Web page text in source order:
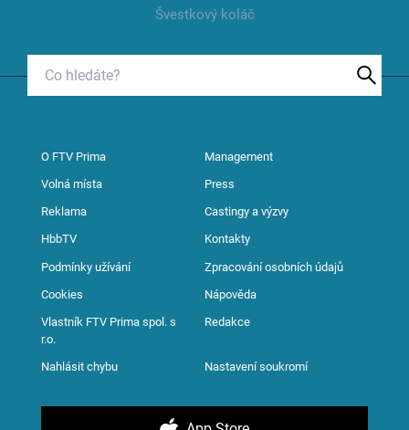
Švestkový koláč
O FTV Prima Management
Volná místa Press
Reklama Castingy a výzvy
HbbTV Kontakty
Podmínky užívání Zpracování osobních údajů
Cookies Nápověda
Vlastník FTV Prima spol. s
r.o.
Redakce
Nahlásit chybu Nastavení soukromí